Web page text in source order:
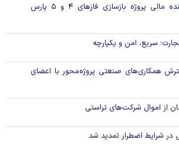
بانک تجارت، تأمین‌کننده مالی پروژه بازسازی فاز‌های ۴ و ۵ پارس
سریع، امن و یکپارچه
همکاری‌های صنعتی پروژه‌محور با اعضای
شرایط اضطرار تمدید شد